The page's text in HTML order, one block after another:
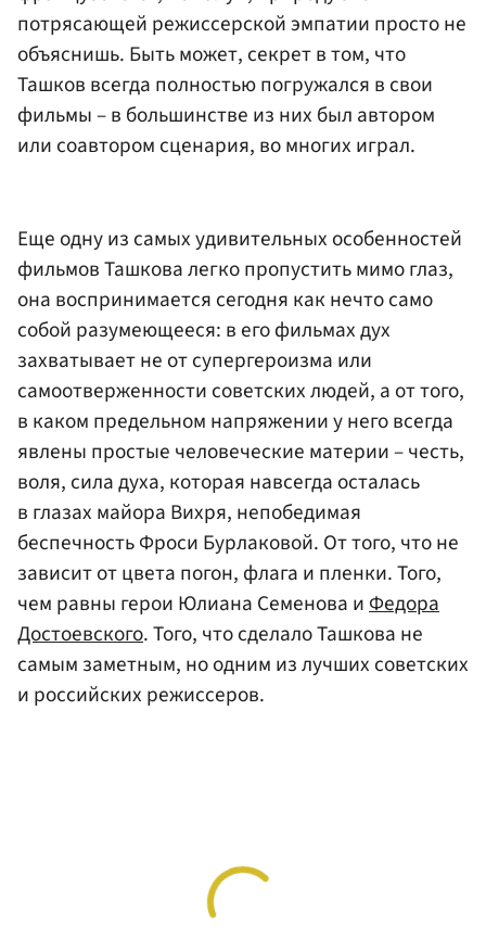
потрясающей режиссерской эмпатии просто не
объяснишь. Быть может, секрет в том, что
Ташков всегда полностью погружался в свои
фильмы – в большинстве из них был автором
или соавтором сценария, во многих играл.
Еще одну из самых удивительных особенностей
фильмов Ташкова легко пропустить мимо глаз,
она воспринимается сегодня как нечто само
собой разумеющееся: в его фильмах дух
захватывает не от супергероизма или
самоотверженности советских людей, а от того,
в каком предельном напряжении у него всегда
явлены простые человеческие материи – честь,
воля, сила духа, которая навсегда осталась
в глазах майора Вихря, непобедимая
беспечность Фроси Бурлаковой. От того, что не
зависит от цвета погон, флага и пленки. Того,
чем равны герои Юлиана Семенова иФедора
Достоевского. Того, что сделало Ташкова не
самым заметным, но одним из лучших советских
и российских режиссеров.